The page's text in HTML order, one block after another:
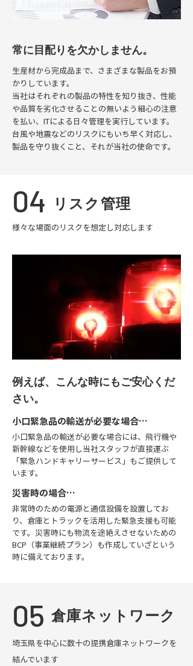
常に目配りを欠かしません。
生産材から完成品まで、さまざまな製品をお預
かりしています。
当社はそれぞれの製品の特性を知り抜き、性能
や品質を劣化させることの無いよう細心の注意
を払い、ITによる日々管理を実行しています。
台風や地震などのリスクにもいち早く対応し、
製品を守り抜くこと、それが当社の使命です。
04 リスク管理
様々な場面のリスクを想定し対応します
例えば、こんな時にもご安心くだ
さい。
小口緊急品の輸送が必要な場合…
小口緊急品の輸送が必要な場合には、飛行機や
新幹線などを使用し当社スタッフが直接運ぶ
「緊急ハンドキャリーサービス」もご提供して
います。
災害時の場合…
非常時のための電源と通信設備を設置してお
り、倉庫とトラックを活用した緊急支援も可能
です。災害時にも物流を途絶えさせないための
BCP（事業継続プラン）も作成していざという
時に備えております。
05 倉庫ネットワーク
埼玉県を中心に数十の提携倉庫ネットワークを
結んでいます